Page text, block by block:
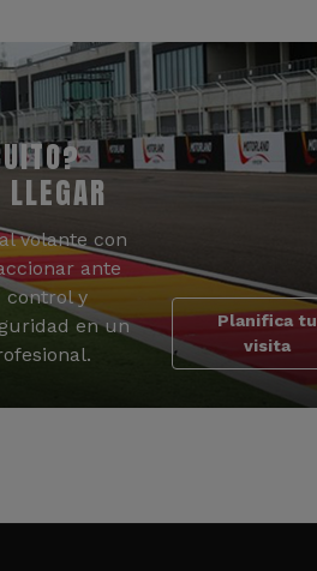
volante con
ante
control y
en un
Planifica tu
visita